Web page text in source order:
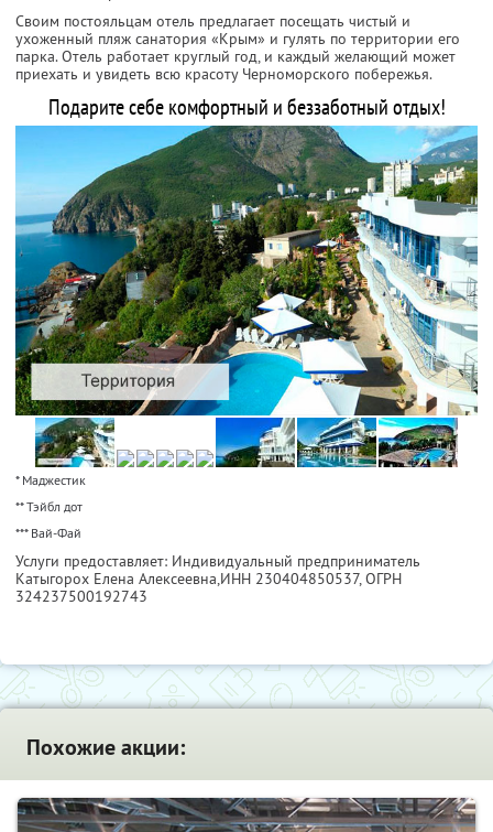
Своим постояльцам отель предлагает посещать чистый и
ухоженный пляж санатория «Крым» и гулять по территории его
парка. Отель работает круглый год, и каждый желающий может
приехать и увидеть всю красоту Черноморского побережья.
Подарите себе комфортный и беззаботный отдых!
* Маджестик
** Тэйбл дот
*** Вай-Фай
Услуги предоставляет: Индивидуальный предприниматель
Катыгорох Елена Алексеевна,ИНН 230404850537, ОГРН
324237500192743
Похожие акции: